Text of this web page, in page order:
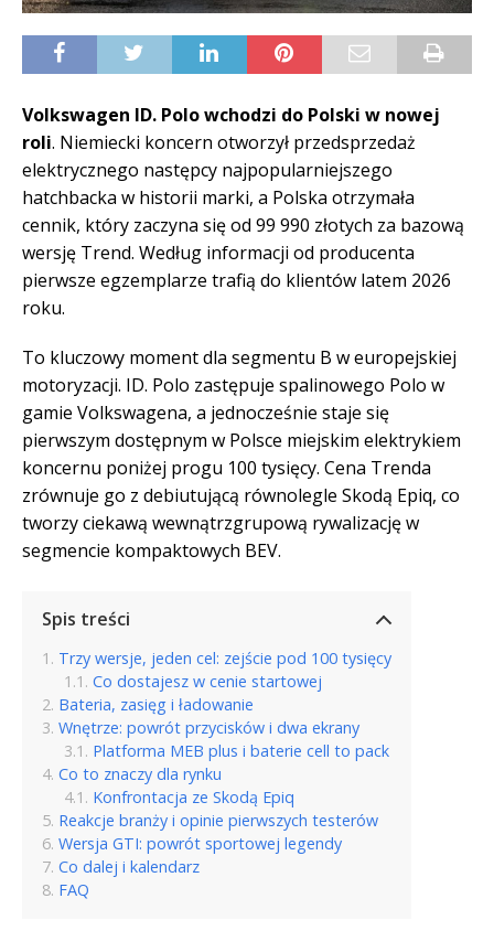
Volkswagen ID. Polo wchodzi do Polski w nowej
roli. Niemiecki koncern otworzył przedsprzedaż
elektrycznego następcy najpopularniejszego
hatchbacka w historii marki, a Polska otrzymała
cennik, który zaczyna się od 99 990 złotych za bazową
wersję Trend. Według informacji od producenta
pierwsze egzemplarze trafią do klientów latem 2026
roku.
To kluczowy moment dla segmentu B w europejskiej
motoryzacji. ID. Polo zastępuje spalinowego Polo w
gamie Volkswagena, a jednocześnie staje się
pierwszym dostępnym w Polsce miejskim elektrykiem
koncernu poniżej progu 100 tysięcy. Cena Trenda
zrównuje go z debiutującą równolegle Skodą Epiq, co
tworzy ciekawą wewnątrzgrupową rywalizację w
segmencie kompaktowych BEV.
Spis treści
Trzy wersje, jeden cel: zejście pod 100 tysięcy
Co dostajesz w cenie startowej
Bateria, zasięg i ładowanie
Wnętrze: powrót przycisków i dwa ekrany
Platforma MEB plus i baterie cell to pack
Co to znaczy dla rynku
Konfrontacja ze Skodą Epiq
Reakcje branży i opinie pierwszych testerów
Wersja GTI: powrót sportowej legendy
Co dalej i kalendarz
FAQ